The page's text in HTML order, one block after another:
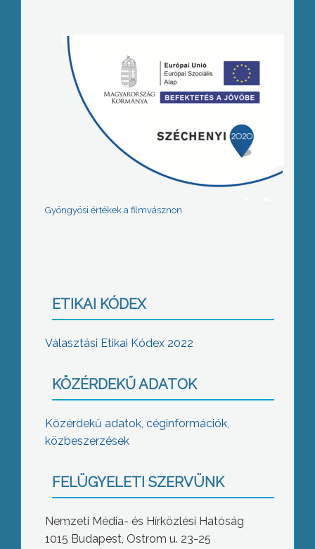
Gyöngyösi értékek a filmvásznon
ETIKAI KÓDEX
Választási Etikai Kódex 2022
KÖZÉRDEKŰ ADATOK
Közérdekű adatok, céginformációk,
közbeszerzések
FELÜGYELETI SZERVÜNK
Nemzeti Média- és Hírközlési Hatóság
1015 Budapest, Ostrom u. 23-25